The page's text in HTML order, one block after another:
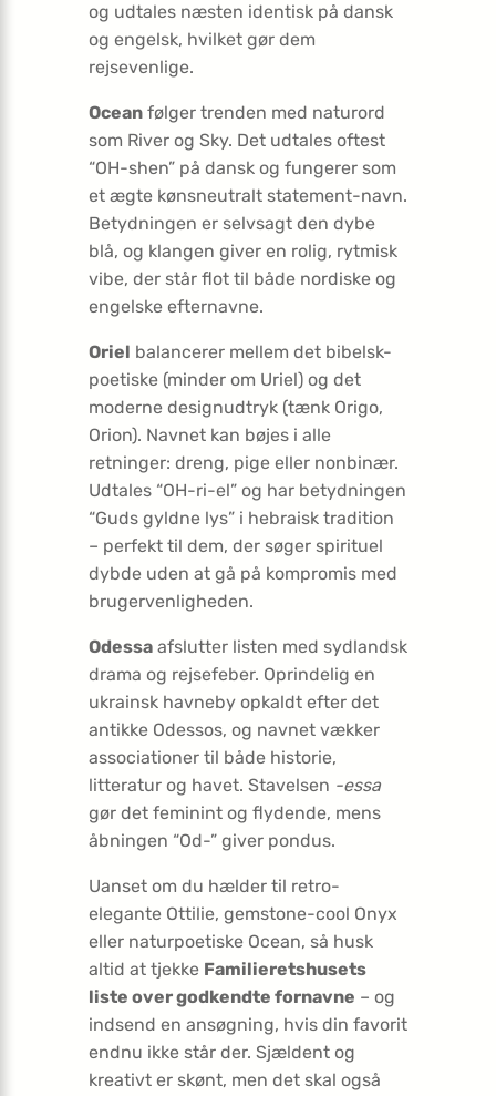
og udtales næsten identisk på dansk
og engelsk, hvilket gør dem
rejsevenlige.
Ocean følger trenden med naturord
som River og Sky. Det udtales oftest
“OH-shen” på dansk og fungerer som
et ægte kønsneutralt statement-navn.
Betydningen er selvsagt den dybe
blå, og klangen giver en rolig, rytmisk
vibe, der står flot til både nordiske og
engelske efternavne.
Oriel balancerer mellem det bibelsk-
poetiske (minder om Uriel) og det
moderne designudtryk (tænk Origo,
Orion). Navnet kan bøjes i alle
retninger: dreng, pige eller nonbinær.
Udtales “OH-ri-el” og har betydningen
“Guds gyldne lys” i hebraisk tradition
– perfekt til dem, der søger spirituel
dybde uden at gå på kompromis med
brugervenligheden.
Odessa afslutter listen med sydlandsk
drama og rejsefeber. Oprindelig en
ukrainsk havneby opkaldt efter det
antikke Odessos, og navnet vækker
associationer til både historie,
litteratur og havet. Stavelsen -essa
gør det feminint og flydende, mens
åbningen “Od-” giver pondus.
Uanset om du hælder til retro-
elegante Ottilie, gemstone-cool Onyx
eller naturpoetiske Ocean, så husk
altid at tjekke Familieretshusets
liste over godkendte fornavne – og
indsend en ansøgning, hvis din favorit
endnu ikke står der. Sjældent og
kreativt er skønt, men det skal også